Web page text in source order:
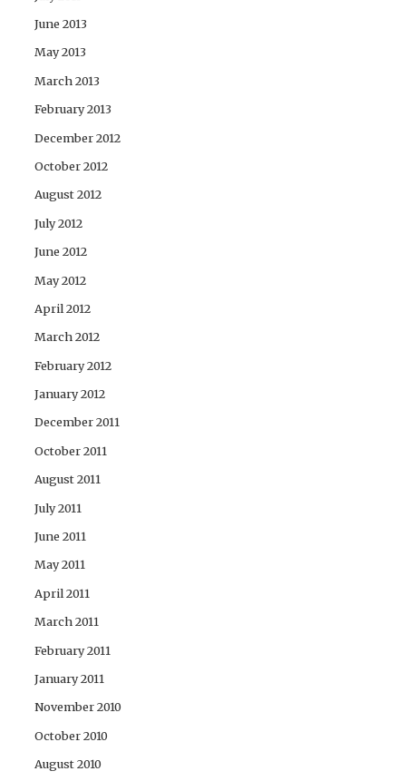
June 2013
May 2013
March 2013
February 2013
December 2012
October 2012
August 2012
July 2012
June 2012
May 2012
April 2012
March 2012
February 2012
January 2012
December 2011
October 2011
August 2011
July 2011
June 2011
May 2011
April 2011
March 2011
February 2011
January 2011
November 2010
October 2010
August 2010